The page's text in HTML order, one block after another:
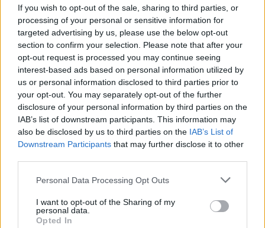
If you wish to opt-out of the sale, sharing to third parties, or
processing of your personal or sensitive information for
targeted advertising by us, please use the below opt-out
section to confirm your selection. Please note that after your
opt-out request is processed you may continue seeing
interest-based ads based on personal information utilized by
us or personal information disclosed to third parties prior to
your opt-out. You may separately opt-out of the further
disclosure of your personal information by third parties on the
IAB’s list of downstream participants. This information may
also be disclosed by us to third parties on the IAB’s List of
Downstream Participants that may further disclose it to other
Personal Data Processing Opt Outs
I want to opt-out of the Sharing of my
personal data.
Opted In